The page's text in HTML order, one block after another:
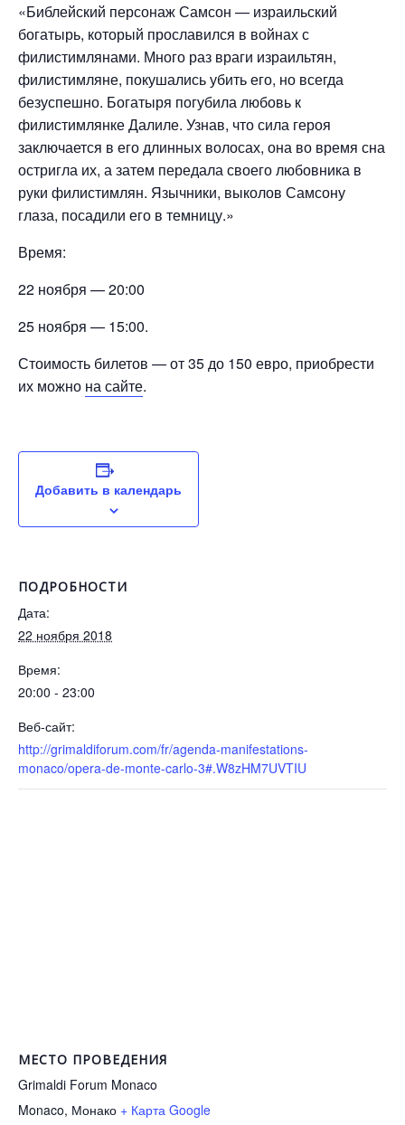
«Библейский персонаж Самсон — израильский
богатырь, который прославился в войнах с
филистимлянами. Много раз враги израильтян,
филистимляне, покушались убить его, но всегда
безуспешно. Богатыря погубила любовь к
филистимлянке Далиле. Узнав, что сила героя
заключается в его длинных волосах, она во время сна
остригла их, а затем передала своего любовника в
руки филистимлян. Язычники, выколов Самсону
глаза, посадили его в темницу.»
Время:
22 ноября — 20:00
25 ноября — 15:00.
Стоимость билетов — от 35 до 150 евро, приобрести
их можно на сайте.
Добавить в календарь
ПОДРОБНОСТИ
Дата:
22 ноября 2018
Время:
20:00 - 23:00
Веб-сайт:
http://grimaldiforum.com/fr/agenda-manifestations-
monaco/opera-de-monte-carlo-3#.W8zHM7UVTIU
МЕСТО ПРОВЕДЕНИЯ
Grimaldi Forum Monaco
Monaco, Монако + Карта Google